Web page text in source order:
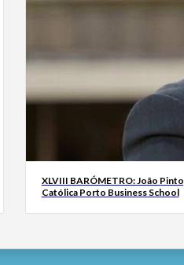
XLVIII BARÓMETRO: João Pinto,
Católica Porto Business School